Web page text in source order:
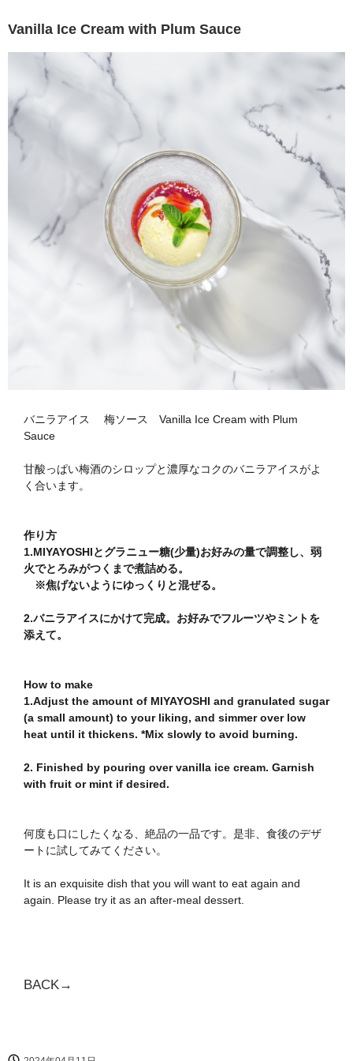
Vanilla Ice Cream with Plum Sauce
バニラアイス 梅ソース Vanilla Ice Cream with Plum
Sauce
甘酸っぱい梅酒のシロップと濃厚なコクのバニラアイスがよ
く合います。
作り方
1.MIYAYOSHIとグラニュー糖(少量)お好みの量で調整し、弱
火でとろみがつくまで煮詰める。
※焦げないようにゆっくりと混ぜる。
2.バニラアイスにかけて完成。お好みでフルーツやミントを
添えて。
How to make
1.Adjust the amount of MIYAYOSHI and granulated sugar
(a small amount) to your liking, and simmer over low
heat until it thickens. *Mix slowly to avoid burning.
2. Finished by pouring over vanilla ice cream. Garnish
with fruit or mint if desired.
何度も口にしたくなる、絶品の一品です。是非、食後のデザ
ートに試してみてください。
It is an exquisite dish that you will want to eat again and
again. Please try it as an after-meal dessert.
BACK→